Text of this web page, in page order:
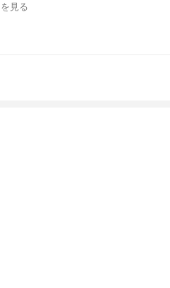
見る